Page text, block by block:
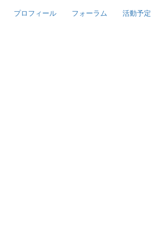
プロフィール フォーラム 活動予定